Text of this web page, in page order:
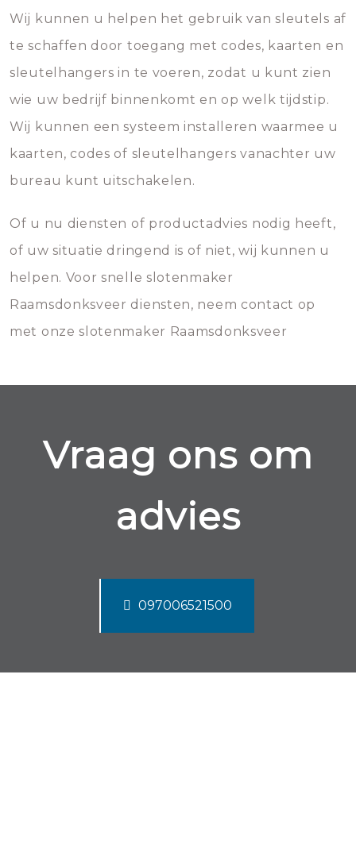
Wij kunnen u helpen het gebruik van sleutels af
te schaffen door toegang met codes, kaarten en
sleutelhangers in te voeren, zodat u kunt zien
wie uw bedrijf binnenkomt en op welk tijdstip.
Wij kunnen een systeem installeren waarmee u
kaarten, codes of sleutelhangers vanachter uw
bureau kunt uitschakelen.
Of u nu diensten of productadvies nodig heeft,
of uw situatie dringend is of niet, wij kunnen u
helpen. Voor snelle slotenmaker
Raamsdonksveer diensten, neem contact op
met onze slotenmaker Raamsdonksveer
Vraag ons om
advies
097006521500